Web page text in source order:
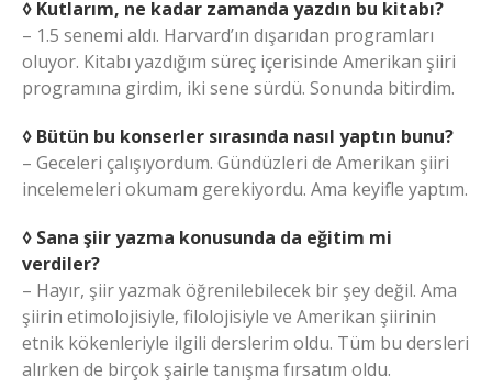
◊ Kutlarım, ne kadar zamanda yazdın bu kitabı?
– 1.5 senemi aldı. Harvard’ın dışarıdan programları
oluyor. Kitabı yazdığım süreç içerisinde Amerikan şiiri
programına girdim, iki sene sürdü. Sonunda bitirdim.
◊ Bütün bu konserler sırasında nasıl yaptın bunu?
– Geceleri çalışıyordum. Gündüzleri de Amerikan şiiri
incelemeleri okumam gerekiyordu. Ama keyifle yaptım.
◊ Sana şiir yazma konusunda da eğitim mi
verdiler?
– Hayır, şiir yazmak öğrenilebilecek bir şey değil. Ama
şiirin etimolojisiyle, filolojisiyle ve Amerikan şiirinin
etnik kökenleriyle ilgili derslerim oldu. Tüm bu dersleri
alırken de birçok şairle tanışma fırsatım oldu.